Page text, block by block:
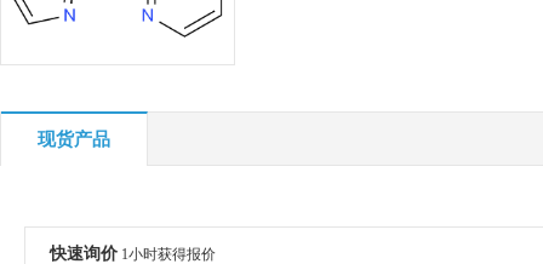
现货产品
快速询价 1小时获得报价